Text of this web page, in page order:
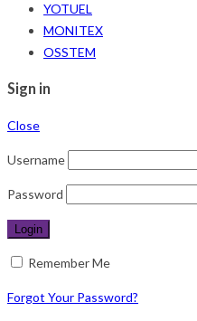
YOTUEL
MONITEX
OSSTEM
Sign in
Close
Username
Password
Remember Me
Forgot Your Password?